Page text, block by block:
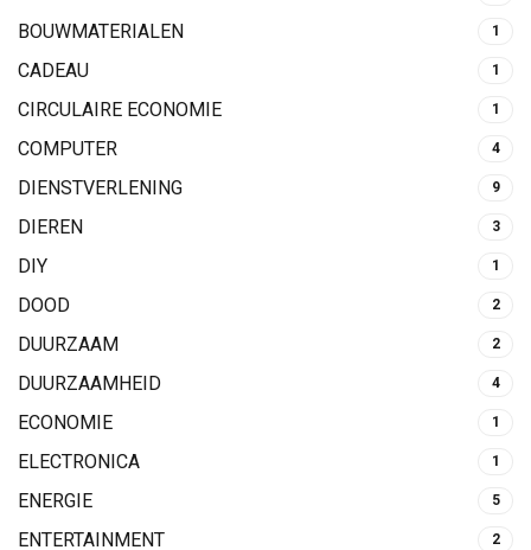
BOUWMATERIALEN 1
CADEAU 1
CIRCULAIRE ECONOMIE 1
COMPUTER 4
DIENSTVERLENING 9
DIEREN 3
DIY 1
DOOD 2
DUURZAAM 2
DUURZAAMHEID 4
ECONOMIE 1
ELECTRONICA 1
ENERGIE 5
ENTERTAINMENT 2